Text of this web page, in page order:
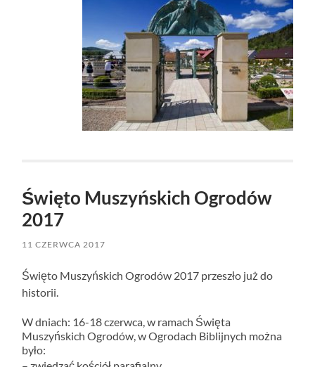
Święto Muszyńskich Ogrodów
2017
11 CZERWCA 2017
Święto Muszyńskich Ogrodów 2017 przeszło już do
historii.
W dniach: 16-18 czerwca, w ramach Święta
Muszyńskich Ogrodów, w Ogrodach Biblijnych można
było: